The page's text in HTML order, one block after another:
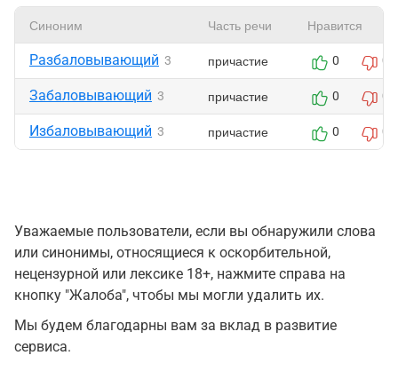
Синоним Часть речи Нравится
Разбаловывающий 3 причастие 0 0
Забаловывающий 3 причастие 0 0
Избаловывающий 3 причастие 0 0
Уважаемые пользователи, если вы обнаружили слова
или синонимы, относящиеся к оскорбительной,
нецензурной или лексике 18+, нажмите справа на
кнопку "Жалоба", чтобы мы могли удалить их.
Мы будем благодарны вам за вклад в развитие
сервиса.